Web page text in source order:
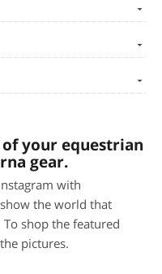
your equestrian
gear.
with
the world that
shop the featured
pictures.